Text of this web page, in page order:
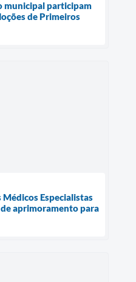
municipal participam
de Primeiros
Especialistas
aprimoramento para